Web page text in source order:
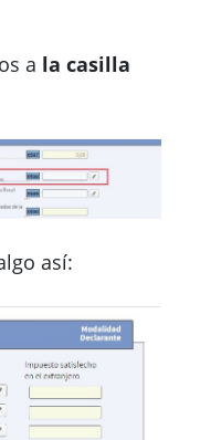
a la casilla
así: